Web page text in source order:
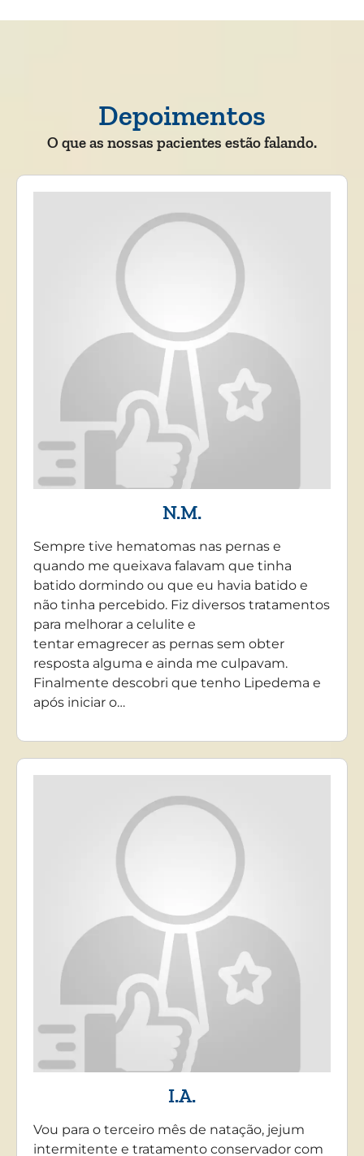
Depoimentos
O que as nossas pacientes estão falando.
N.M.
Sempre tive hematomas nas pernas e
quando me queixava falavam que tinha
batido dormindo ou que eu havia batido e
não tinha percebido. Fiz diversos tratamentos
para melhorar a celulite e
tentar emagrecer as pernas sem obter
resposta alguma e ainda me culpavam.
Finalmente descobri que tenho Lipedema e
após iniciar o…
I.A.
Vou para o terceiro mês de natação, jejum
intermitente e tratamento conservador com